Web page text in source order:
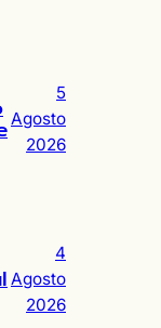
5
Agosto
2026
4
Agosto
2026